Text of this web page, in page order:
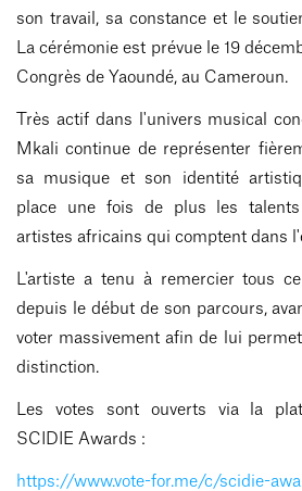
son travail, sa constance et le
La cérémonie est prévue le 19
Congrès de Yaoundé, au Cameroun.
Très actif dans l'univers musical
Mkali continue de représenter
sa musique et son identité
place une fois de plus les
artistes africains qui comptent dans
L'artiste a tenu à remercier tous
depuis le début de son parcours,
voter massivement afin de lui
distinction.
Les votes sont ouverts via la
SCIDIE Awards :
https://www.vote-for.me/c/scidie-